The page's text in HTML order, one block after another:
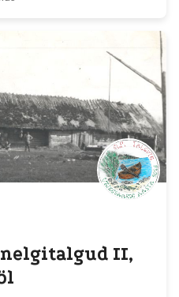
II,